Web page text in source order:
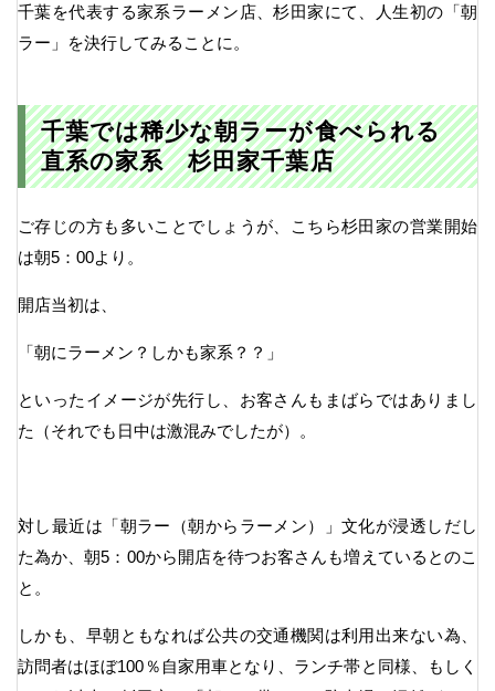
千葉を代表する家系ラーメン店、杉田家にて、人生初の「朝
ラー」を決行してみることに。
千葉では稀少な朝ラーが食べられる
直系の家系 杉田家千葉店
ご存じの方も多いことでしょうが、こちら杉田家の営業開始
は朝5：00より。
開店当初は、
「朝にラーメン？しかも家系？？」
といったイメージが先行し、お客さんもまばらではありまし
た（それでも日中は激混みでしたが）。
対し最近は「朝ラー（朝からラーメン）」文化が浸透しだし
た為か、朝5：00から開店を待つお客さんも増えているとのこ
と。
しかも、早朝ともなれば公共の交通機関は利用出来ない為、
訪問者はほぼ100％自家用車となり、ランチ帯と同様、もしく